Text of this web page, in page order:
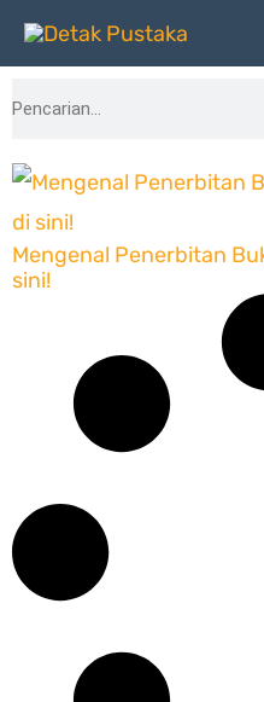
Lewati
konten
Search
Mengenal Penerbitan
sini!